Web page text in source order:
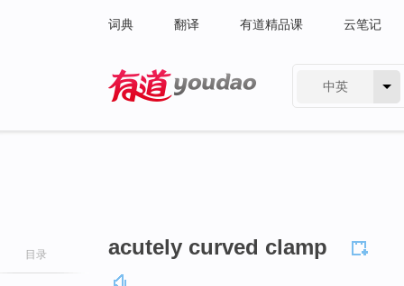
词典 翻译 有道精品课 云笔记
中英
目录 acutely curved clamp